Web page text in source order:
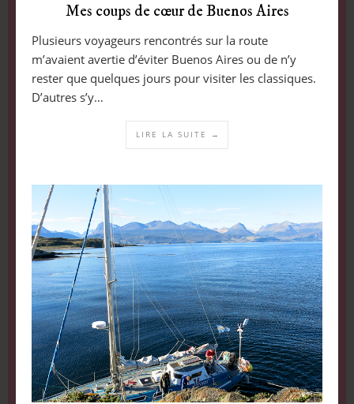
Mes coups de cœur de Buenos Aires
Plusieurs voyageurs rencontrés sur la route
m’avaient avertie d’éviter Buenos Aires ou de n’y
rester que quelques jours pour visiter les classiques.
D’autres s’y…
LIRE LA SUITE →